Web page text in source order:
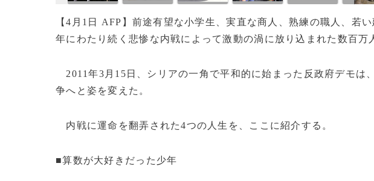
【4月1日 AFP】前途有望な小学生、実直な商人、熟練の職人、若
年にわたり続く悲惨な内戦によって激動の渦に放り込まれた数百万
2011年3月15日、シリアの一角で平和的に始まった反政府デモは
争へと姿を変えた。
内戦に運命を翻弄された4つの人生を、ここに紹介する。
■算数が大好きだった少年